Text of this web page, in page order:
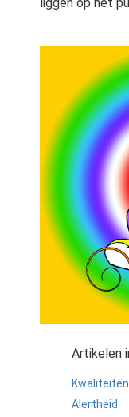
Artikelen
Kwaliteiten
Alertheid